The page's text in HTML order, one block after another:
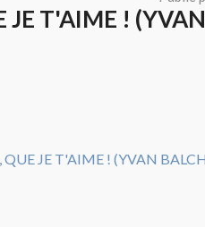
JE T'AIME ! (YVAN